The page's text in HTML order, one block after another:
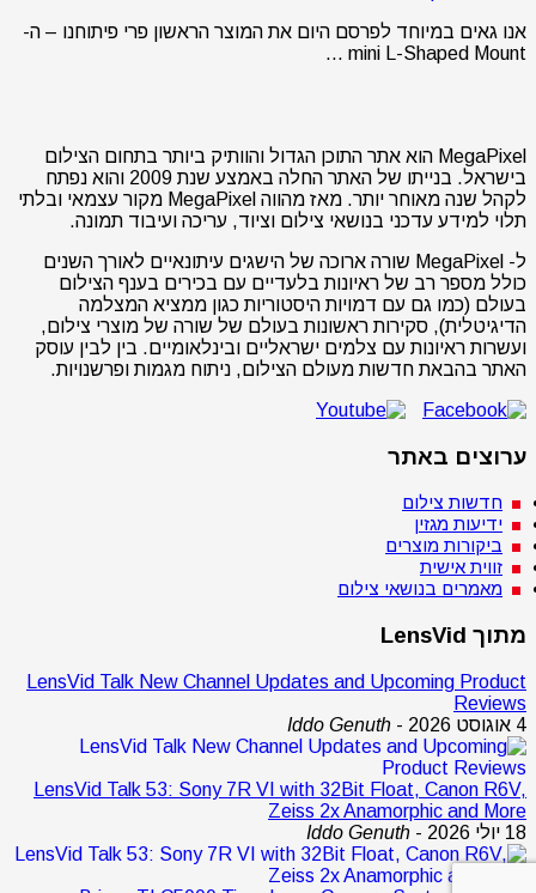
אנו גאים במיוחד לפרסם היום את המוצר הראשון פרי פיתוחנו – ה-
mini L-Shaped Mount …
MegaPixel הוא אתר התוכן הגדול והוותיק ביותר בתחום הצילום
בישראל. בנייתו של האתר החלה באמצע שנת 2009 והוא נפתח
לקהל שנה מאוחר יותר. מאז מהווה MegaPixel מקור עצמאי ובלתי
תלוי למידע עדכני בנושאי צילום וציוד, עריכה ועיבוד תמונה.
ל- MegaPixel שורה ארוכה של הישגים עיתונאיים לאורך השנים
כולל מספר רב של ראיונות בלעדיים עם בכירים בענף הצילום
בעולם (כמו גם עם דמויות היסטוריות כגון ממציא המצלמה
הדיגיטלית), סקירות ראשונות בעולם של שורה של מוצרי צילום,
ועשרות ראיונות עם צלמים ישראליים ובינלאומיים. בין לבין עוסק
האתר בהבאת חדשות מעולם הצילום, ניתוח מגמות ופרשנויות.
ערוצים באתר
חדשות צילום
ידיעות מגזין
ביקורות מוצרים
זווית אישית
מאמרים בנושאי צילום
מתוך LensVid
LensVid Talk New Channel Updates and Upcoming Product
Reviews
4 אוגוסט 2026
-
Iddo Genuth
LensVid Talk 53: Sony 7R VI with 32Bit Float, Canon R6V,
Zeiss 2x Anamorphic and More
18 יולי 2026
-
Iddo Genuth